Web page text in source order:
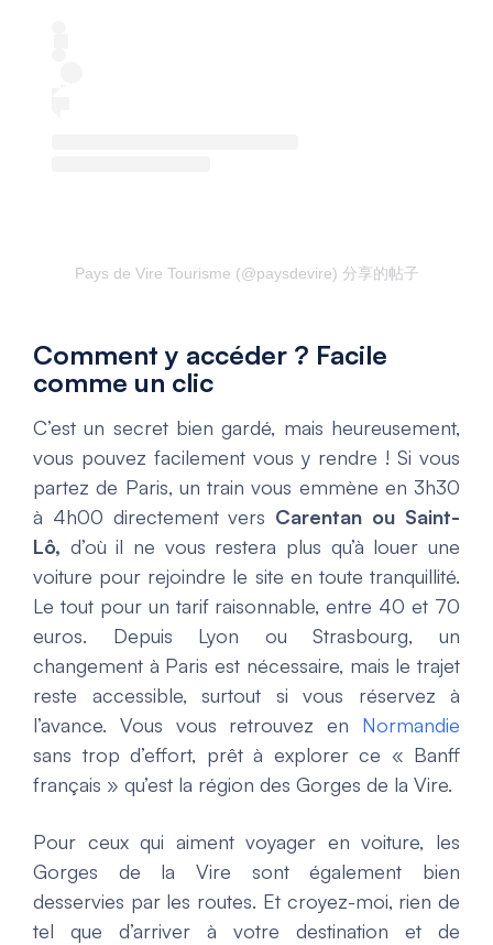
Pays de Vire Tourisme (@paysdevire) 分享的帖子
Comment y accéder ? Facile
comme un clic
C’est un secret bien gardé, mais heureusement,
vous pouvez facilement vous y rendre ! Si vous
partez de Paris, un train vous emmène en 3h30
à 4h00 directement vers Carentan ou Saint-
Lô, d’où il ne vous restera plus qu’à louer une
voiture pour rejoindre le site en toute tranquillité.
Le tout pour un tarif raisonnable, entre 40 et 70
euros. Depuis Lyon ou Strasbourg, un
changement à Paris est nécessaire, mais le trajet
reste accessible, surtout si vous réservez à
l’avance. Vous vous retrouvez en Normandie
sans trop d’effort, prêt à explorer ce « Banff
français » qu’est la région des Gorges de la Vire.
Pour ceux qui aiment voyager en voiture, les
Gorges de la Vire sont également bien
desservies par les routes. Et croyez-moi, rien de
tel que d’arriver à votre destination et de